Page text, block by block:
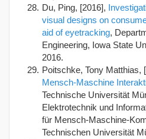
Du, Ping, [2016],
visual designs on
aid of eyetracking,
Engineering, Iowa State
2016.
Poitschke, Tony Matthias,
Mensch-Maschine
Technische Universität
Elektrotechnik und
für Mensch-Maschine-
Technischen Universität